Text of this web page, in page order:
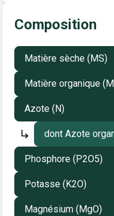
Composition
Matière sèche (MS)
Matière organique
Azote (N)
dont Azote
Phosphore (P2O5)
Potasse (K2O)
Magnésium (MgO)